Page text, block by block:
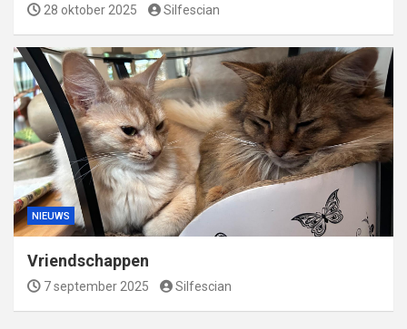
28 oktober 2025 Silfescian
NIEUWS
Vriendschappen
7 september 2025 Silfescian